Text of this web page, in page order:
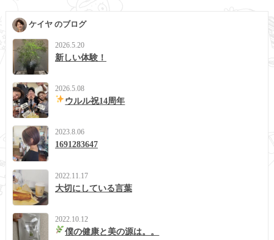
ケイヤ のブログ
2026.5.20
新しい体験！
2026.5.08
ウルル祝14周年
2023.8.06
1691283647
2022.11.17
大切にしている言葉
2022.10.12
僕の健康と美の源は。。